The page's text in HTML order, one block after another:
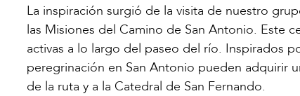
La inspiración surgió de la visita de nuestro
las Misiones del Camino de San Antonio. Este
activas a lo largo del paseo del río. Inspirados
peregrinación en San Antonio pueden adquirir
de la ruta y a la Catedral de San Fernando.